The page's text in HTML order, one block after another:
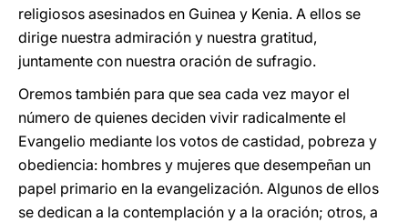
religiosos asesinados en Guinea y Kenia. A ellos se
dirige nuestra admiración y nuestra gratitud,
juntamente con nuestra oración de sufragio.
Oremos también para que sea cada vez mayor el
número de quienes deciden vivir radicalmente el
Evangelio mediante los votos de castidad, pobreza y
obediencia: hombres y mujeres que desempeñan un
papel primario en la evangelización. Algunos de ellos
se dedican a la contemplación y a la oración; otros, a